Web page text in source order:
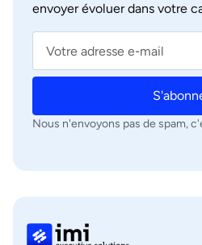
envoyer évoluer dans votre
Nous n'envoyons pas de spam,